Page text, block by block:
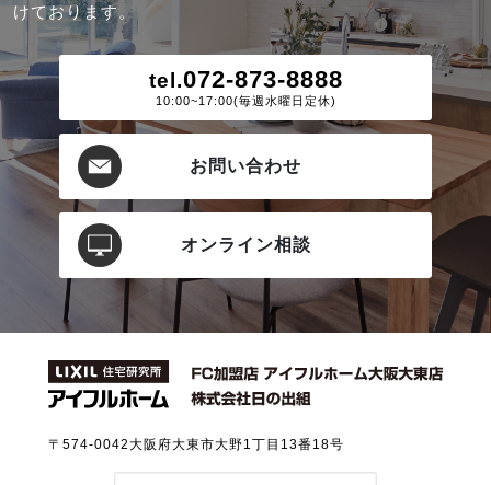
けております。
tel.072-873-8888
10:00~17:00(毎週水曜日定休)
お問い合わせ
オンライン相談
〒574-0042大阪府大東市大野1丁目13番18号